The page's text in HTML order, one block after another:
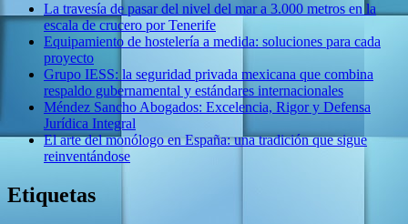
La travesía de pasar del nivel del mar a 3.000 metros en la
escala de crucero por Tenerife
Equipamiento de hostelería a medida: soluciones para cada
proyecto
Grupo IESS: la seguridad privada mexicana que combina
respaldo gubernamental y estándares internacionales
Méndez Sancho Abogados: Excelencia, Rigor y Defensa
Jurídica Integral
El arte del monólogo en España: una tradición que sigue
reinventándose
Etiquetas